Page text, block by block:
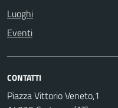
Luoghi
Eventi
CONTATTI
Piazza Vittorio Veneto,1